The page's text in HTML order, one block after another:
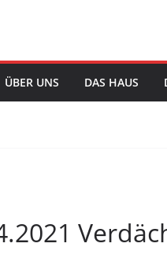
ÜBER UNS DAS HAUS